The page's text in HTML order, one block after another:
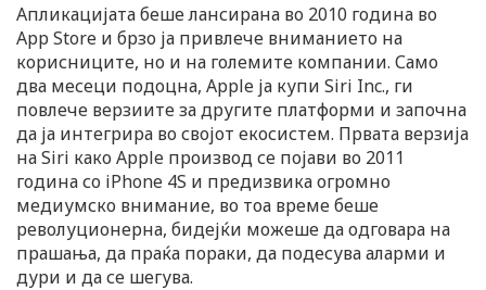
Апликацијата беше лансирана во 2010 година во
App Store и брзо ја привлече вниманието на
корисниците, но и на големите компании. Само
два месеци подоцна, Apple ја купи Siri Inc., ги
повлече верзиите за другите платформи и започна
да ја интегрира во својот екосистем. Првата верзија
на Siri како Apple производ се појави во 2011
година со iPhone 4S и предизвика огромно
медиумско внимание, во тоа време беше
револуционерна, бидејќи можеше да одговара на
прашања, да праќа пораки, да подесува аларми и
дури и да се шегува.